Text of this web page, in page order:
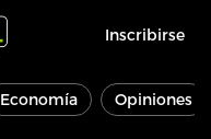
Inscribirse
Economía Opiniones